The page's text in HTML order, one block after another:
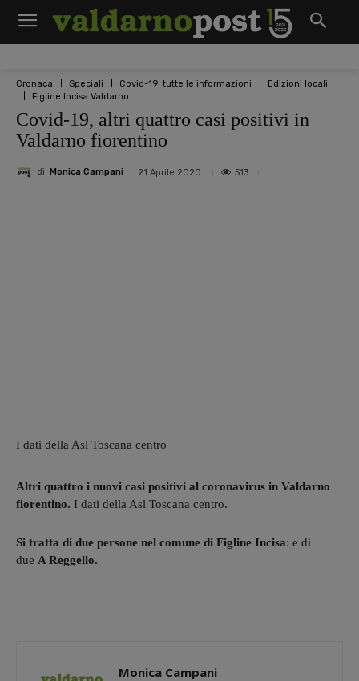
Cronaca Speciali Covid-19: tutte le informazioni
Edizioni locali
Figline Incisa Valdarno
Covid-19, altri quattro casi positivi in
Valdarno fiorentino
di Monica Campani 21 Aprile 2020 513
I dati della Asl Toscana centro
Altri quattro i nuovi casi positivi al coronavirus in Valdarno
fiorentino. I dati della Asl Toscana centro.
Si tratta di due persone nel comune di Figline Incisa: e di
due A Reggello.
Monica Campani